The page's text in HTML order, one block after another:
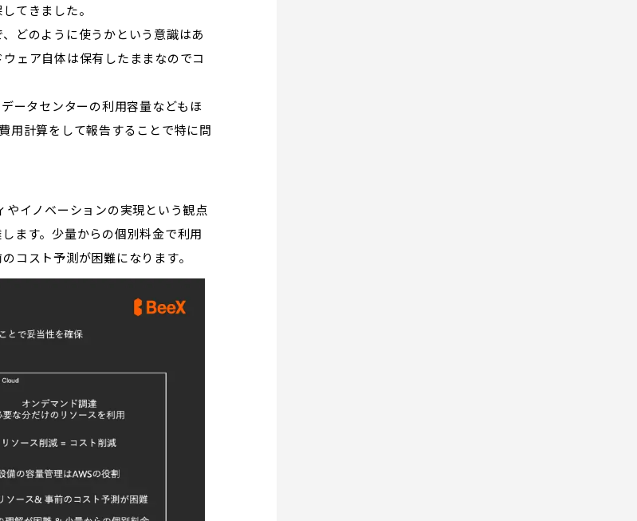
てきました。
どのように使うかという意識はあ
ェア自体は保有したままなのでコ
ータセンターの利用容量などもほ
用計算をして報告することで特に問
やイノベーションの実現という観点
ます。少量からの個別料金で利用
コスト予測が困難になります。